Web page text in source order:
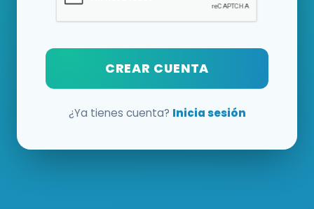
CREAR CUENTA
¿Ya tienes cuenta? Inicia sesión